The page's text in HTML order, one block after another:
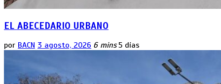
EL ABECEDARIO URBANO
por BACN 3 agosto, 2026 6 mins 5 días